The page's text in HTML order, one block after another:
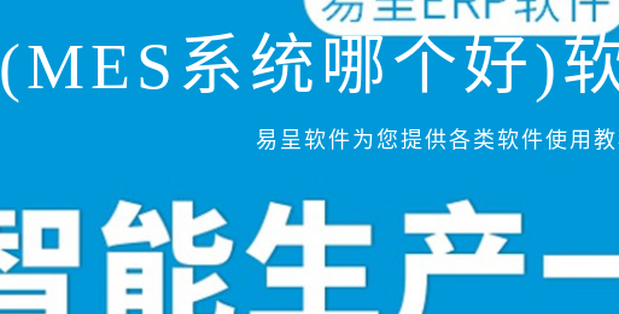
(MES系统哪个好)
易呈软件为您提供各类软件使用教